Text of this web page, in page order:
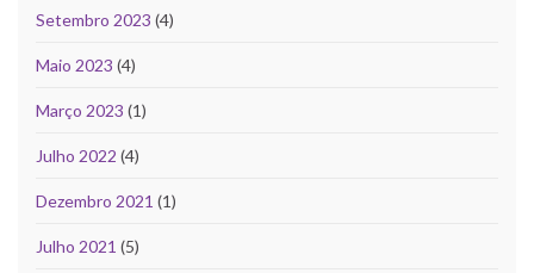
Setembro 2023 (4)
Maio 2023 (4)
Março 2023 (1)
Julho 2022 (4)
Dezembro 2021 (1)
Julho 2021 (5)